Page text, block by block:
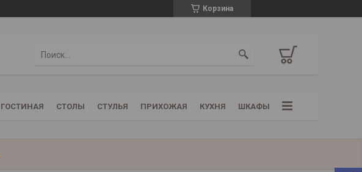
Корзина
ГОСТИНАЯ СТОЛЫ СТУЛЬЯ ПРИХОЖАЯ КУХНЯ ШКАФЫ